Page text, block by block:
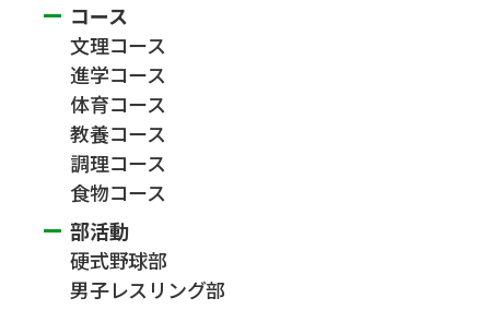
コース
文理コース
進学コース
体育コース
教養コース
調理コース
食物コース
部活動
硬式野球部
男子レスリング部